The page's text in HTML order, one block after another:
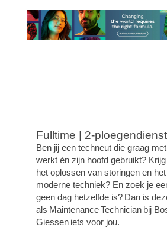
Fulltime | 2-
Ben jij een techneut die graag
werkt én zijn hoofd gebruikt?
het oplossen van storingen en
moderne techniek? En zoek je
geen dag hetzelfde is? Dan is
als Maintenance Technician bij
Giessen iets voor jou.